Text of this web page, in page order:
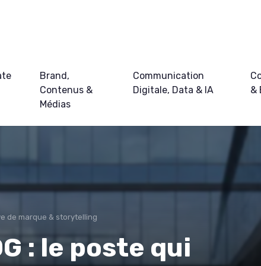
Brand,
Contenus &
Médias
Communication
Digitale, Data & IA
&
de marque & storytelling
: le poste qui